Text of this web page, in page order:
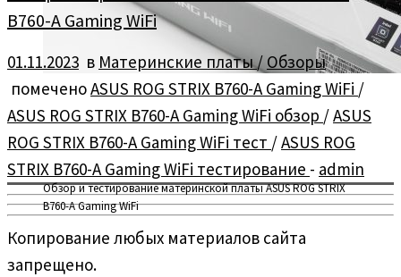
Обзор и тестирование материнской платы ASUS ROG STRIX
B760-A Gaming WiFi
B760-A Gaming WiFi
01.11.2023 в Материнские платы/ Обзоры
помеченоASUS ROG STRIX B760-A Gaming WiFi /
ASUS ROG STRIX B760-A Gaming WiFi обзор /ASUS
ROG STRIX B760-A Gaming WiFi тест /ASUS ROG
STRIX B760-A Gaming WiFi тестирование - admin
Копирование любых материалов сайта
запрещено.